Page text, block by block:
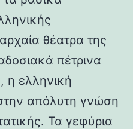
θέατρα της
πέτρινα
η ελληνική
απόλυτη γνώση
Τα γεφύρια